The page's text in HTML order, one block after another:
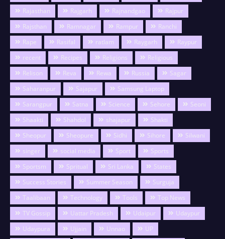
Rajasthan
Rajgarh Rajnandgao
Rajpur
Rajsthan
Ramnagar Rampur
Ranchi
Rape
Rasifal ratlam Raygarh
Raypur
recent
Recipes Religions
Religious
Relison
Reva Rewa Russia
Sagar
Saharanpur
Sajapur
Samsung Laptop
Sarangpur
Satna Science Sehore
Seoni
Shaakti
Shahdol shajapur
Shakti
Sheopur
Sheopure Sidhi Sihore
Silwani
singer
social media Sport
Sports
Sportsm
Spritual Sri Lanka
States
Success Stories
Summer Season
Surguja
Taalibaan
Technology Tools
Top News
TV Gossip
Uattar Pradesh Udaipur
Udaypur
Udaypura
Ujjain Unnao
UP